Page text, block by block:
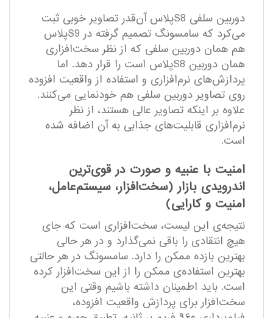
دوربین سلفی S8پلاس آن‌قدر تصاویر خوبی ثبت
می‌کرد که سامسونگ تصمیم گرفته در S9پلاس
هم همان دوربین سلفی که از نظر سخت‌افزاری
همان دوربین S8پلاس است را قرار دهد. اما
پردازش‌های نرم‌افزاری و استفاده از واقعیت افزوده
روی تصاویر دوربین سلفی هم خودنمایی می‌کنند.
علاوه بر اینکه تصاویر عالی هستند، از نظر
نرم‌افزاری قابلیت‌های جذابی به آن اضافه شده
است.
امنیت با عنبیه و صورت در قوی‌ترین
اندرویدی بازار (سخت‌افزار، سیستم‌عامل،
امنیت و کارایی)
نتیجه‌ی این لیست، سخت‌افزاری است که جای
هیچ انتقادی را باقی نمی‌گذارد و در هر حالی
بهترین بازده ممکن را دارد. سامسونگ در هر حالتی
بهترین استفاده‌ی ممکن را از این سخت‌افزار کرده
است. باید اطمینان داشته باشیم وقتی این
سخت‌افزار برای پردازش واقعیت افزوده،